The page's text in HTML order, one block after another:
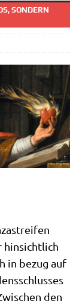
SONDERN
hin­sicht­lich
in bezug auf
den